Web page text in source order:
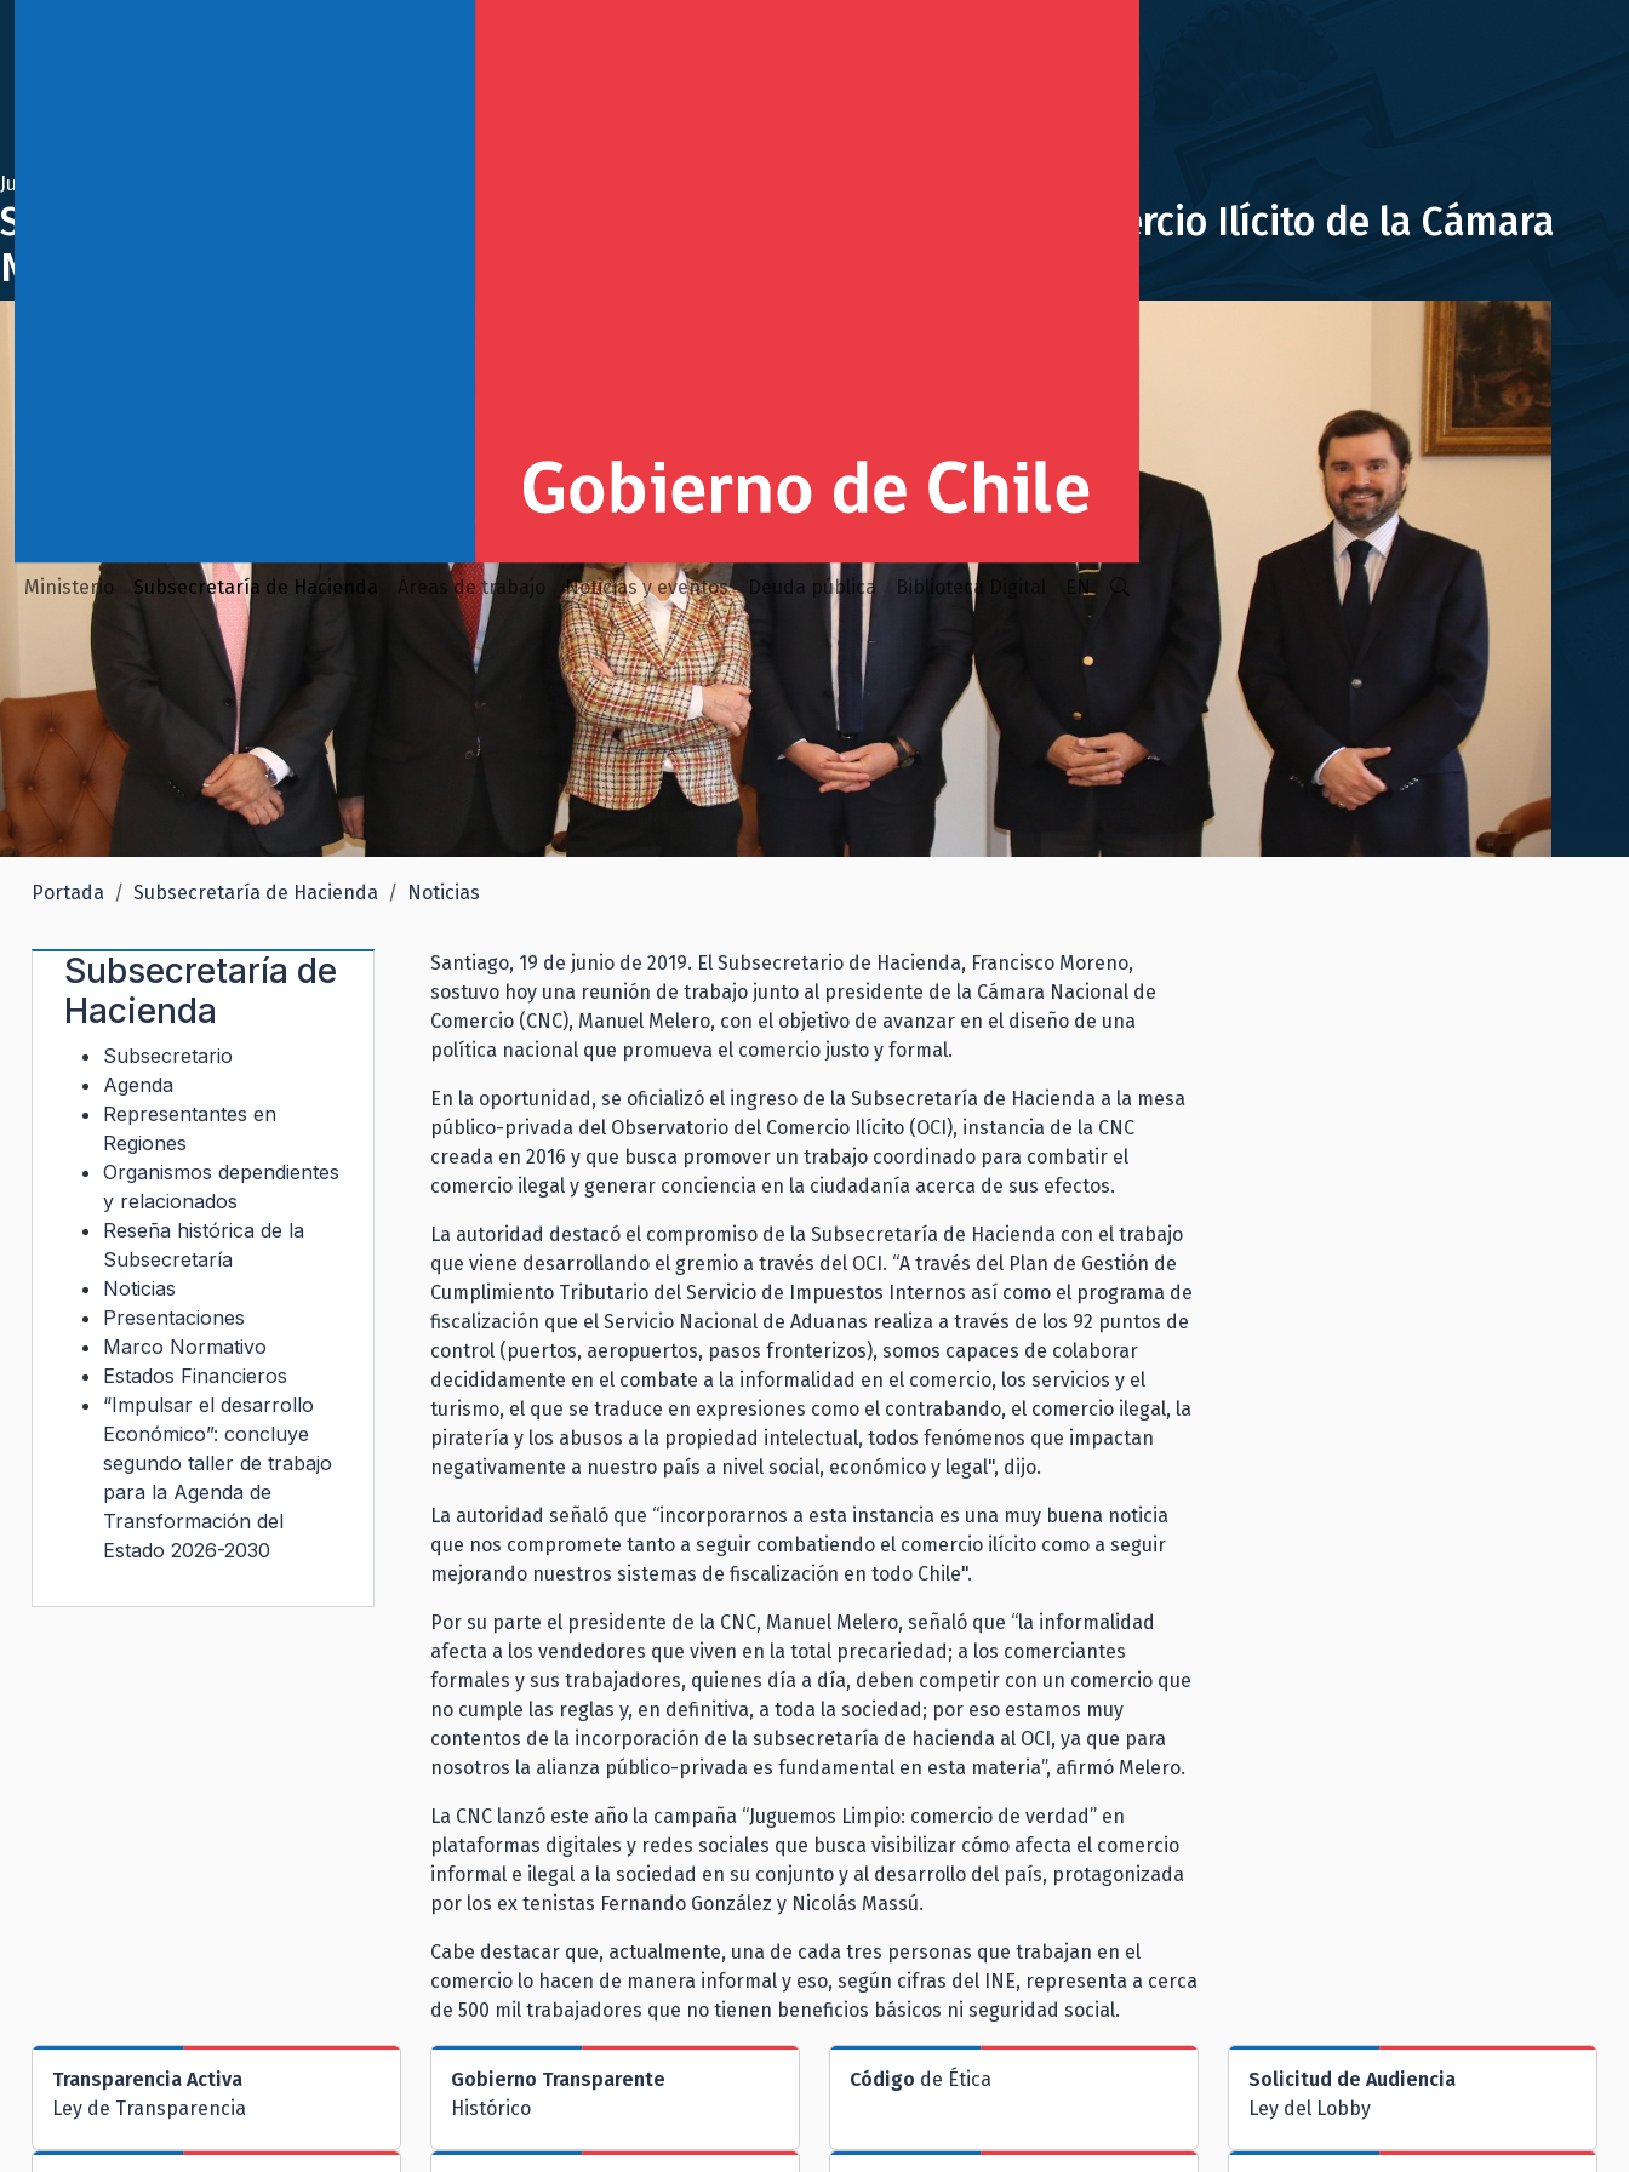
Ministerio Subsecretaría de Hacienda Áreas de trabajo Noticias y eventos Deuda pública Biblioteca Digital EN
Junio 25, 2019
Subsecretaría de Hacienda se incorpora al Observatorio del Comercio Ilícito de la Cámara
Nacional de Comercio
Portada Subsecretaría de Hacienda Noticias
Santiago, 19 de junio de 2019. El Subsecretario de Hacienda, Francisco Moreno,
sostuvo hoy una reunión de trabajo junto al presidente de la Cámara Nacional de
Comercio (CNC), Manuel Melero, con el objetivo de avanzar en el diseño de una
política nacional que promueva el comercio justo y formal.
En la oportunidad, se oficializó el ingreso de la Subsecretaría de Hacienda a la mesa
público-privada del Observatorio del Comercio Ilícito (OCI), instancia de la CNC
creada en 2016 y que busca promover un trabajo coordinado para combatir el
comercio ilegal y generar conciencia en la ciudadanía acerca de sus efectos.
La autoridad destacó el compromiso de la Subsecretaría de Hacienda con el trabajo
que viene desarrollando el gremio a través del OCI. “A través del Plan de Gestión de
Cumplimiento Tributario del Servicio de Impuestos Internos así como el programa de
fiscalización que el Servicio Nacional de Aduanas realiza a través de los 92 puntos de
control (puertos, aeropuertos, pasos fronterizos), somos capaces de colaborar
decididamente en el combate a la informalidad en el comercio, los servicios y el
turismo, el que se traduce en expresiones como el contrabando, el comercio ilegal, la
piratería y los abusos a la propiedad intelectual, todos fenómenos que impactan
negativamente a nuestro país a nivel social, económico y legal", dijo.
La autoridad señaló que “incorporarnos a esta instancia es una muy buena noticia
que nos compromete tanto a seguir combatiendo el comercio ilícito como a seguir
mejorando nuestros sistemas de fiscalización en todo Chile".
Por su parte el presidente de la CNC, Manuel Melero, señaló que “la informalidad
afecta a los vendedores que viven en la total precariedad; a los comerciantes
formales y sus trabajadores, quienes día a día, deben competir con un comercio que
no cumple las reglas y, en definitiva, a toda la sociedad; por eso estamos muy
contentos de la incorporación de la subsecretaría de hacienda al OCI, ya que para
nosotros la alianza público-privada es fundamental en esta materia”, afirmó Melero.
La CNC lanzó este año la campaña “Juguemos Limpio: comercio de verdad” en
plataformas digitales y redes sociales que busca visibilizar cómo afecta el comercio
informal e ilegal a la sociedad en su conjunto y al desarrollo del país, protagonizada
por los ex tenistas Fernando González y Nicolás Massú.
Cabe destacar que, actualmente, una de cada tres personas que trabajan en el
comercio lo hacen de manera informal y eso, según cifras del INE, representa a cerca
de 500 mil trabajadores que no tienen beneficios básicos ni seguridad social.
Subsecretaría de
Hacienda
Subsecretario
Agenda
Representantes en
Regiones
Organismos dependientes
y relacionados
Reseña histórica de la
Subsecretaría
Noticias
Presentaciones
Marco Normativo
Estados Financieros
“Impulsar el desarrollo
Económico”: concluye
segundo taller de trabajo
para la Agenda de
Transformación del
Estado 2026-2030
Transparencia Activa
Ley de Transparencia
Gobierno Transparente
Histórico
Código de Ética
Solicitud de Audiencia
Ley del Lobby